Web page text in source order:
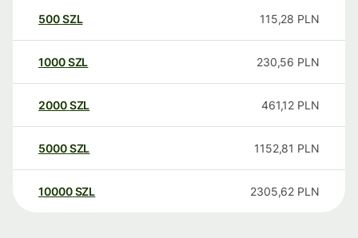
500SZL 115,28 PLN
1000SZL 230,56 PLN
2000SZL 461,12 PLN
5000SZL 1152,81 PLN
10000 SZL 2305,62 PLN